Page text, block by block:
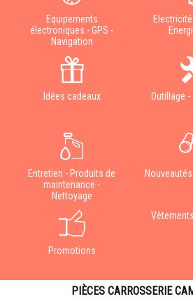
Equipements
électroniques - GPS -
Navigation
Idées cadeaux Outillage
Entretien - Produits de
maintenance -
Nettoyage
Promotions
PIÈCES CARROSSERIE